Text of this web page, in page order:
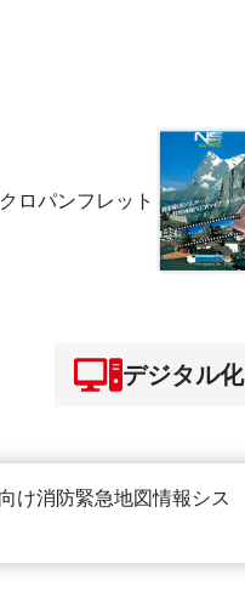
ロパンフレット
デジタル化
け消防緊急地図情報シス